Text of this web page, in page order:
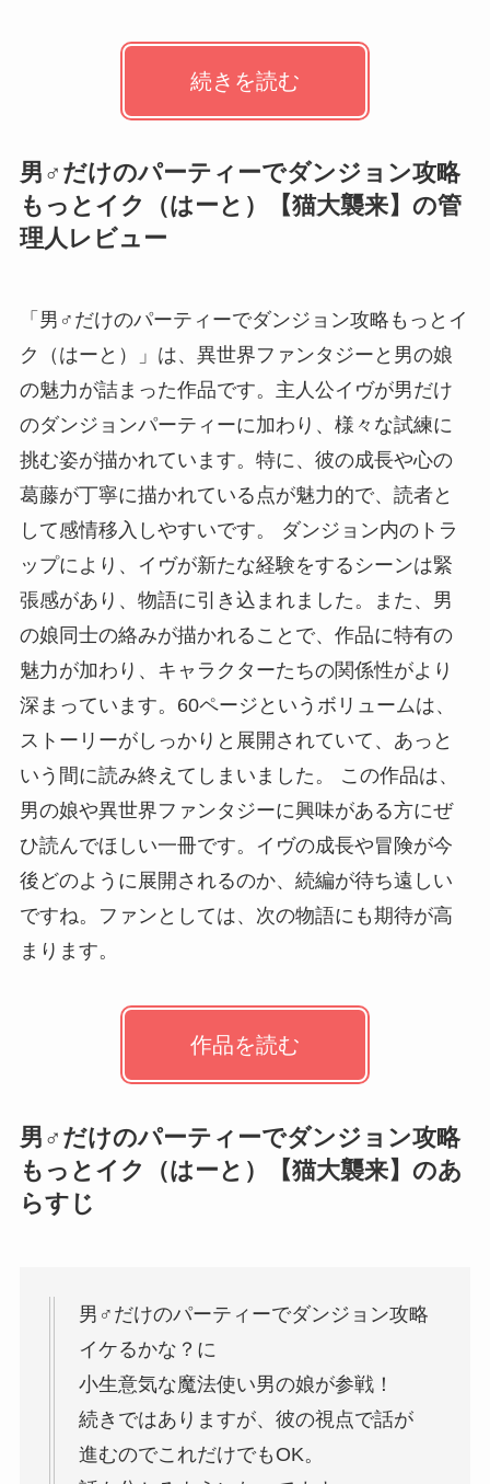
続きを読む
男♂だけのパーティーでダンジョン攻略
もっとイク（はーと）【猫大襲来】の管
理人レビュー
「男♂だけのパーティーでダンジョン攻略もっとイ
ク（はーと）」は、異世界ファンタジーと男の娘
の魅力が詰まった作品です。主人公イヴが男だけ
のダンジョンパーティーに加わり、様々な試練に
挑む姿が描かれています。特に、彼の成長や心の
葛藤が丁寧に描かれている点が魅力的で、読者と
して感情移入しやすいです。 ダンジョン内のトラ
ップにより、イヴが新たな経験をするシーンは緊
張感があり、物語に引き込まれました。また、男
の娘同士の絡みが描かれることで、作品に特有の
魅力が加わり、キャラクターたちの関係性がより
深まっています。60ページというボリュームは、
ストーリーがしっかりと展開されていて、あっと
いう間に読み終えてしまいました。 この作品は、
男の娘や異世界ファンタジーに興味がある方にぜ
ひ読んでほしい一冊です。イヴの成長や冒険が今
後どのように展開されるのか、続編が待ち遠しい
ですね。ファンとしては、次の物語にも期待が高
まります。
作品を読む
男♂だけのパーティーでダンジョン攻略
もっとイク（はーと）【猫大襲来】のあ
らすじ
男♂だけのパーティーでダンジョン攻略
イケるかな？に
小生意気な魔法使い男の娘が参戦！
続きではありますが、彼の視点で話が
進むのでこれだけでもOK。